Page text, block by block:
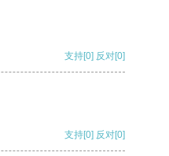
支持[0] 反对[0]
支持[0] 反对[0]